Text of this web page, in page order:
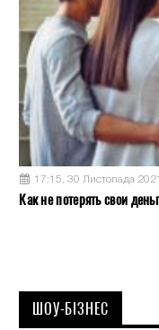
17:15, 30 Листопада 2021
Как не потерять свои
ШОУ-БІЗНЕС